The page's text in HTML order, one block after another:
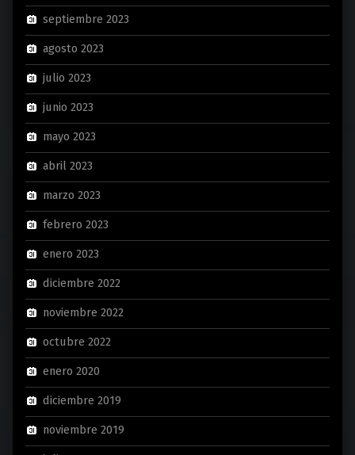
septiembre 2023
agosto 2023
julio 2023
junio 2023
mayo 2023
abril 2023
marzo 2023
febrero 2023
enero 2023
diciembre 2022
noviembre 2022
octubre 2022
enero 2020
diciembre 2019
noviembre 2019